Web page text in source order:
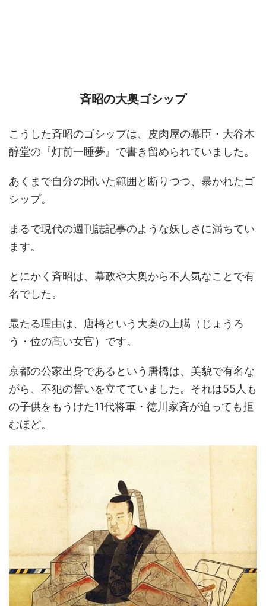
斉昭の大奥ゴシップ
こうした斉昭のゴシップは、皮肉屋の幕臣・大谷木
醇堂の『灯前一睡夢』で書き留められていました。
あくまで自分の聞いた範囲と断りつつ、暴かれたゴ
シップ。
まるで現代の週刊誌記事のような妖しさに満ちてい
ます。
とにかく斉昭は、幕政や大奥から不人気なことで有
名でした。
最たる理由は、唐橋という大奥の上臈（じょうろ
う・位の高い女官）です。
京都の公家出身であるという唐橋は、美貌で有名な
がら、不犯の誓いを立てていました。それは55人も
の子供をもうけた11代将軍・徳川家斉が迫っても拒
むほど。